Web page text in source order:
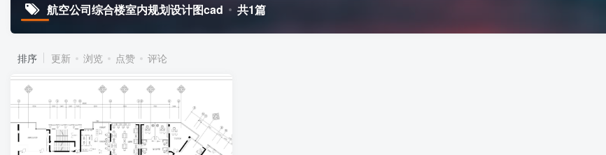
航空公司综合楼室内规划设计图cad 共1篇
排序 更新 浏览 点赞 评论